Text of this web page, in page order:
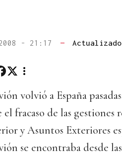
- 21:17 —
volvió a España
el fracaso de las
y Asuntos Exteriores
se encontraba desde